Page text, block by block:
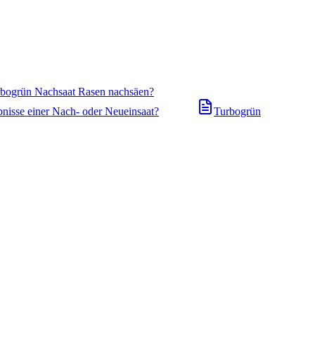
Nachsaat Rasen nachsäen?
einer Nach- oder Neueinsaat?
Turbogrün